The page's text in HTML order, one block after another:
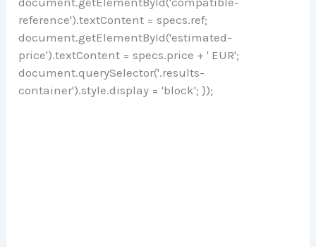
reference').textContent = specs.ref;
document.getElementById('estimated-
price').textContent = specs.price + ' EUR';
document.querySelector('.results-
container').style.display = 'block'; });